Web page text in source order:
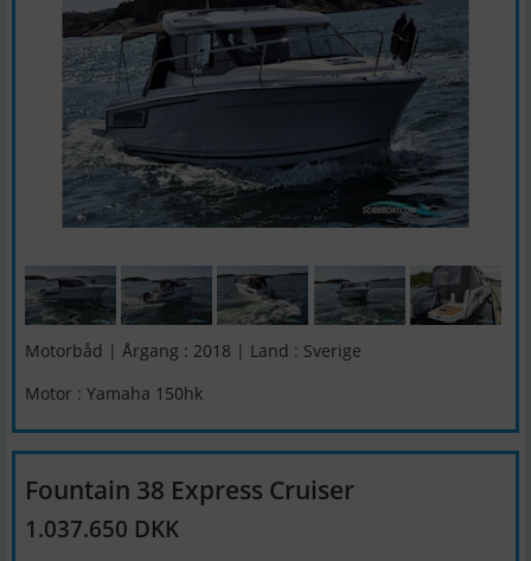
Motorbåd | Årgang : 2018 | Land : Sverige
Motor : Yamaha 150hk
Fountain 38 Express Cruiser
1.037.650 DKK